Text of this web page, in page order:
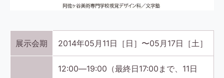
展示会期 2014年05月11日［日］〜05月17日［土］
12:00―19:00（最終日17:00まで、11日